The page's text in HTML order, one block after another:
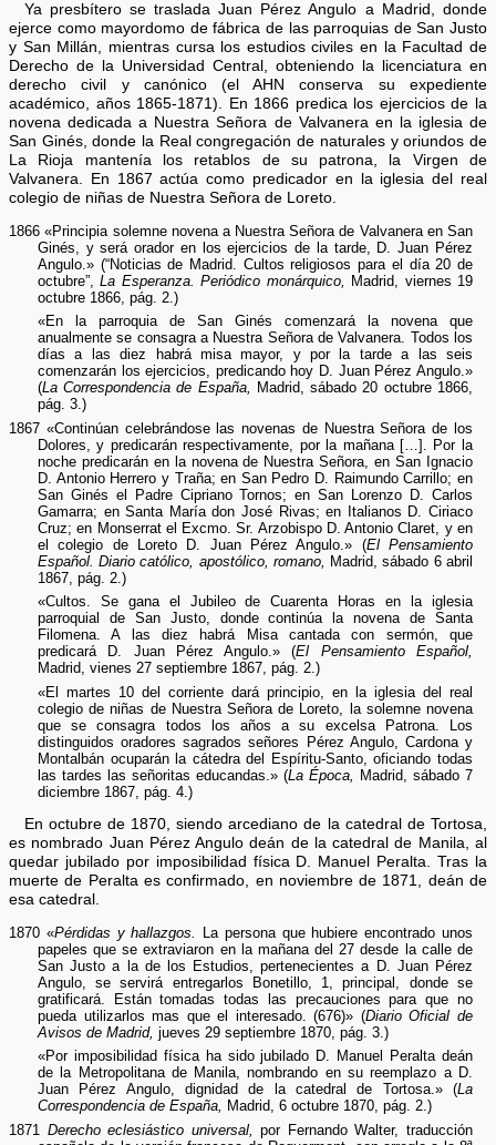
Ya presbítero se traslada Juan Pérez Angulo a Madrid, donde
ejerce como mayordomo de fábrica de las parroquias de San Justo
y San Millán, mientras cursa los estudios civiles en la Facultad de
Derecho de la Universidad Central, obteniendo la licenciatura en
derecho civil y canónico (el AHN conserva su expediente
académico, años 1865-1871). En 1866 predica los ejercicios de la
novena dedicada a Nuestra Señora de Valvanera en la iglesia de
San Ginés, donde la Real congregación de naturales y oriundos de
La Rioja mantenía los retablos de su patrona, la Virgen de
Valvanera. En 1867 actúa como predicador en la iglesia del real
colegio de niñas de Nuestra Señora de Loreto.
1866 «Principia solemne novena a Nuestra Señora de Valvanera en San
Ginés, y será orador en los ejercicios de la tarde, D. Juan Pérez
Angulo.» (“Noticias de Madrid. Cultos religiosos para el día 20 de
octubre”,La Esperanza. Periódico monárquico,
Madrid, viernes 19
octubre 1866, pág. 2.)
«En la parroquia de San Ginés comenzará la novena que
anualmente se consagra a Nuestra Señora de Valvanera. Todos los
días a las diez habrá misa mayor, y por la tarde a las seis
comenzarán los ejercicios, predicando hoy D. Juan Pérez Angulo.»
(La Correspondencia de España, Madrid, sábado 20 octubre 1866,
pág. 3.)
1867 «Continúan celebrándose las novenas de Nuestra Señora de los
Dolores, y predicarán respectivamente, por la mañana […]. Por la
noche predicarán en la novena de Nuestra Señora, en San Ignacio
D. Antonio Herrero y Traña; en San Pedro D. Raimundo Carrillo; en
San Ginés el Padre Cipriano Tornos; en San Lorenzo D. Carlos
Gamarra; en Santa María don José Rivas; en Italianos D. Ciriaco
Cruz; en Monserrat el Excmo. Sr. Arzobispo D. Antonio Claret, y en
el colegio de Loreto D. Juan Pérez Angulo.» (El Pensamiento
Español. Diario católico, apostólico, romano,
Madrid, sábado 6 abril
1867, pág. 2.)
«Cultos. Se gana el Jubileo de Cuarenta Horas en la iglesia
parroquial de San Justo, donde continúa la novena de Santa
Filomena. A las diez habrá Misa cantada con sermón, que
predicará D. Juan Pérez Angulo.» (El Pensamiento Español,
Madrid, vienes 27 septiembre 1867, pág. 2.)
«El martes 10 del corriente dará principio, en la iglesia del real
colegio de niñas de Nuestra Señora de Loreto, la solemne novena
que se consagra todos los años a su excelsa Patrona. Los
distinguidos oradores sagrados señores Pérez Angulo, Cardona y
Montalbán ocuparán la cátedra del Espíritu-Santo, oficiando todas
las tardes las señoritas educandas.» (La Época,
Madrid, sábado 7
diciembre 1867, pág. 4.)
En octubre de 1870, siendo arcediano de la catedral de Tortosa,
es nombrado Juan Pérez Angulo deán de la catedral de Manila, al
quedar jubilado por imposibilidad física D. Manuel Peralta. Tras la
muerte de Peralta es confirmado, en noviembre de 1871, deán de
esa catedral.
1870 «Pérdidas y hallazgos.
La persona que hubiere encontrado unos
papeles que se extraviaron en la mañana del 27 desde la calle de
San Justo a la de los Estudios, pertenecientes a D. Juan Pérez
Angulo, se servirá entregarlos Bonetillo, 1, principal, donde se
gratificará. Están tomadas todas las precauciones para que no
pueda utilizarlos mas que el interesado. (676)» (Diario Oficial de
Avisos de Madrid, jueves 29 septiembre 1870, pág. 3.)
«Por imposibilidad física ha sido jubilado D. Manuel Peralta deán
de la Metropolitana de Manila, nombrando en su reemplazo a D.
Juan Pérez Angulo, dignidad de la catedral de Tortosa.» (La
Correspondencia de España, Madrid, 6 octubre 1870, pág. 2.)
1871 Derecho eclesiástico universal,
por Fernando Walter, traducción